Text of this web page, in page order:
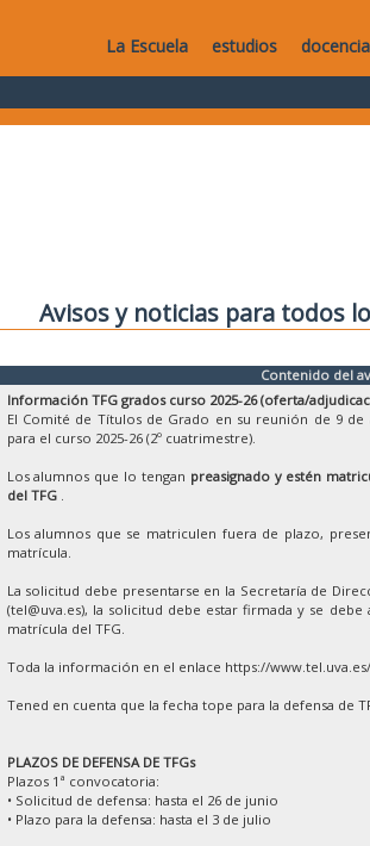
La Escuela estudios docencia
Avisos y noticias para todos
Contenido del
Información TFG grados curso 2025-26 (oferta/
El Comité de Títulos de Grado en su reunión de 9
para el curso 2025-26 (2º cuatrimestre).
Los alumnos que lo tengan preasignado y estén
del TFG
Los alumnos que se matriculen fuera de plazo,
matrícula.
La solicitud debe presentarse en la Secretaría de
(tel@uva.es), la solicitud debe estar firmada y se
matrícula del TFG.
Toda la información en el enlace https://
Tened en cuenta que la fecha tope para la defensa de
PLAZOS DE DEFENSA DE TFGs
Plazos 1ª convocatoria:
• Solicitud de defensa: hasta el 26 de junio
• Plazo para la defensa: hasta el 3 de julio